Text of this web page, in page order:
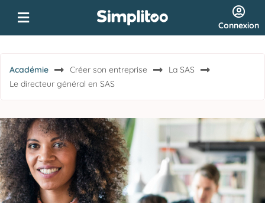
Connexion
Académie Créer son entreprise
La SAS
Le directeur général en SAS